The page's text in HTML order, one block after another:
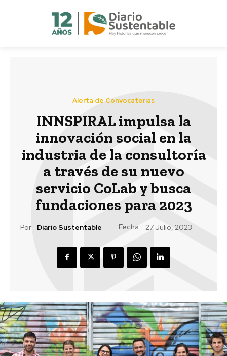
Alerta de Convocatorias
INNSPIRAL impulsa la
innovación social en la
industria de la consultoría
a través de su nuevo
servicio CoLab y busca
fundaciones para 2023
Por: Diario Sustentable Fecha: 27 Julio, 2023